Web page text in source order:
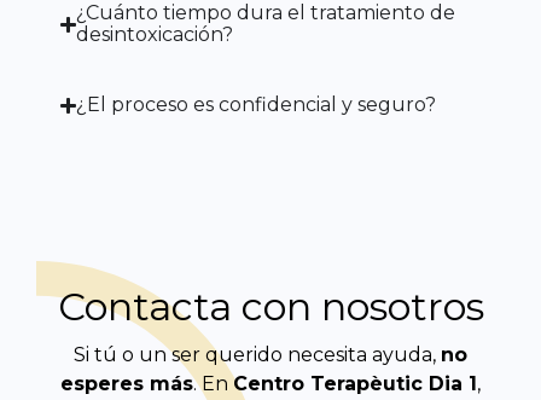
¿Cuánto tiempo dura el tratamiento de
desintoxicación?
¿El proceso es confidencial y seguro?
Contacta con nosotros
Si tú o un ser querido necesita ayuda, no
esperes más. En Centro Terapèutic Dia 1 ,